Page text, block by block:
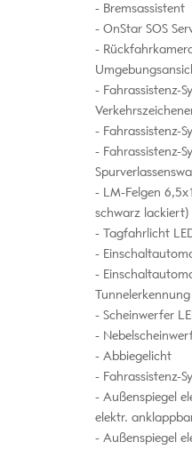
Bremsassistent
OnStar SOS
Fahrassistenz-
Fahrassistenz-
Fahrassistenz-
LM-Felgen
schwarz lackiert)
Tagfahrlicht
Tunnelerkennung
Scheinwerfer
Abbiegelicht
Fahrassistenz-
Außenspiegel
elektr.
Außenspiegel